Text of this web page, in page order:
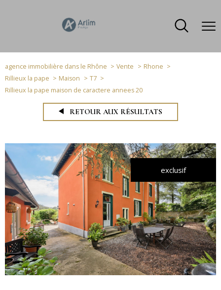
agence immobilière dans le Rhône Vente
Rhone
Rillieux la pape
Maison
T7
Rillieux la pape maison de caractere annees 20
RETOUR AUX RÉSULTATS
exclusif